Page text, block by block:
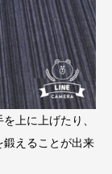
上に上げたり、
鍛えることが出来